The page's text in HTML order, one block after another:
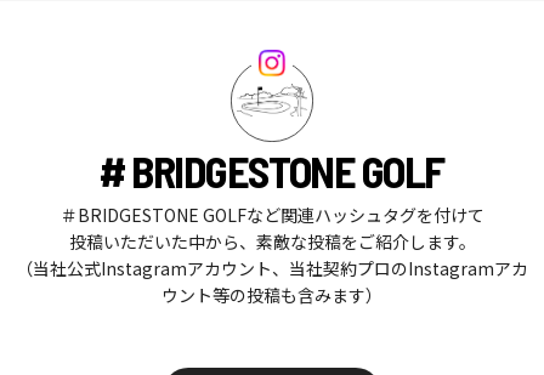
# BRIDGESTONE GOLF
＃BRIDGESTONE GOLFなど関連ハッシュタグを付けて
投稿いただいた中から、素敵な投稿をご紹介します。
（当社公式Instagramアカウント、当社契約プロのInstagramアカ
ウント等の投稿も含みます）